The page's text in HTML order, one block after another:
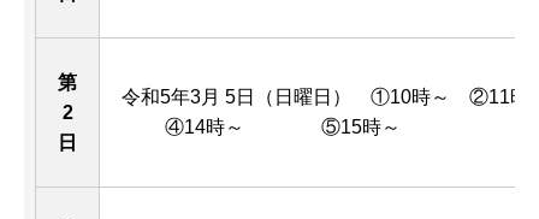
第
2
日
令和5年3月 5日（日曜日） ①10時～ ②11
④14時～ ⑤15時～